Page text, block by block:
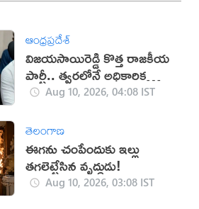
ఆంధ్రప్రదేశ్
విజయసాయిరెడ్డి కొత్త రాజకీయ
పార్టీ.. త్వరలోనే అధికారిక
ప్రకటన!
Aug 10, 2026, 04:08 IST
తెలంగాణ
ఈగను చంపేందుకు ఇల్లు
తగలెట్టేసిన వృద్ధుడు!
Aug 10, 2026, 03:08 IST